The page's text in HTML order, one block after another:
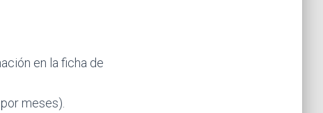
en la ficha de
meses).